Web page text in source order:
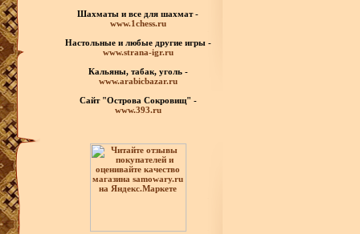
Шахматы и все для шахмат -
www.1chess.ru
Настольные и любые другие игры -
www.strana-igr.ru
Кальяны, табак, уголь -
www.arabicbazar.ru
Сайт "Острова Сокровищ" -
www.393.ru